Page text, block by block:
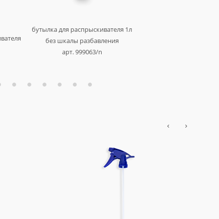
бутылка для распрыскивателя 1л
без шкалы разбавления
арт. 999063/n